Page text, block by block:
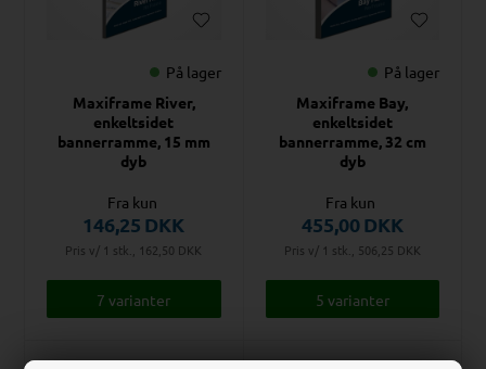
På lager
Maxiframe River,
enkeltsidet
bannerramme, 15 mm
dyb
Fra kun
146,25 DKK
Pris v/ 1 stk., 162,50 DKK
7 varianter
På lager
Maxiframe Bay,
enkeltsidet
bannerramme, 32 cm
dyb
Fra kun
455,00DKK
Pris v/ 1 stk., 506,25 DKK
5 varianter